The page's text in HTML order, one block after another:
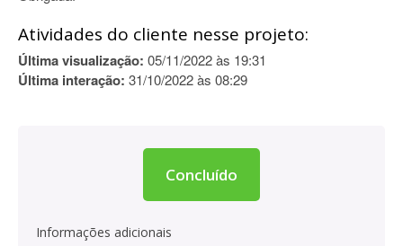
Atividades do cliente nesse projeto:
Última visualização: 05/11/2022 às 19:31
Última interação: 31/10/2022 às 08:29
Concluído
Informações adicionais